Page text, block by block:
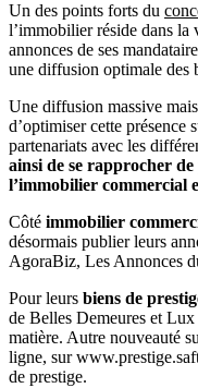
Un des points forts du
l’immobilier réside dans la
annonces de ses
une diffusion optimale des
Une diffusion massive
d’optimiser cette présence
partenariats avec les
ainsi de se rapprocher de
l’immobilier commercial
Côté immobilier
désormais publier leurs
AgoraBiz, Les Annonces
Pour leurs biens de
de Belles Demeures et
matière. Autre nouveauté
ligne, sur
de prestige.